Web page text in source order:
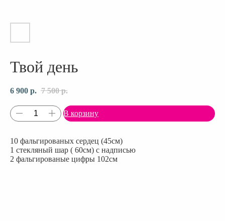
Твой день
6 900 р. 7 500 р.
В корзину
10 фальгированых сердец (45см)
1 стекляный шар ( 60см) с надписью
2 фальгированые цифры 102см